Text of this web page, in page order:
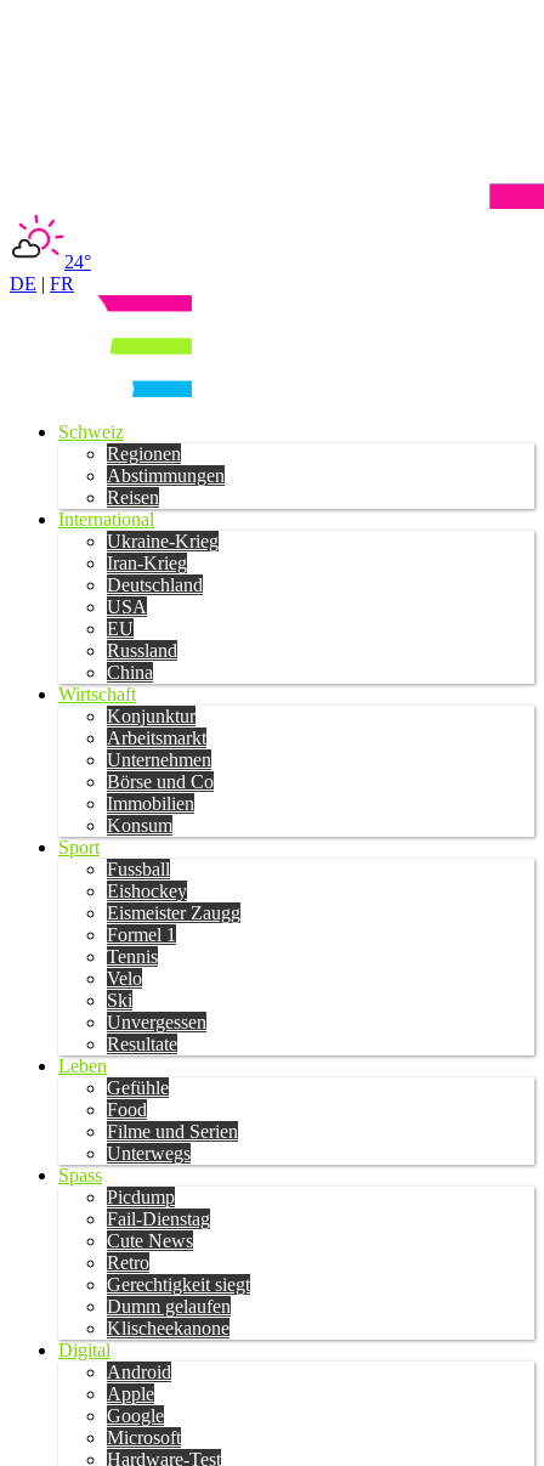
24°
DE | FR
Schweiz
Regionen
Abstimmungen
Reisen
International
Ukraine-Krieg
Iran-Krieg
Deutschland
USA
EU
Russland
China
Wirtschaft
Konjunktur
Arbeitsmarkt
Unternehmen
Börse und Co
Immobilien
Konsum
Sport
Fussball
Eishockey
Eismeister Zaugg
Formel 1
Tennis
Velo
Ski
Unvergessen
Resultate
Leben
Gefühle
Food
Filme und Serien
Unterwegs
Spass
Picdump
Fail-Dienstag
Cute News
Retro
Gerechtigkeit siegt
Dumm gelaufen
Klischeekanone
Digital
Android
Apple
Google
Microsoft
Hardware-Test